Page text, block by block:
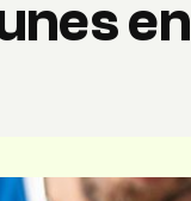
en